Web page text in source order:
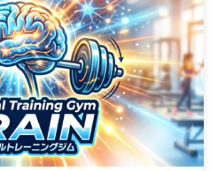
ければ、脳は忘れる。 こんにち
石圭太朗です。 […]